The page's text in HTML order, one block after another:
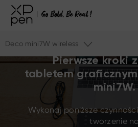
Deco mini7W wireless
Pierwsze kroki
tabletem graficznym
mini7W.
Wykonaj poniższe
tworzenie na